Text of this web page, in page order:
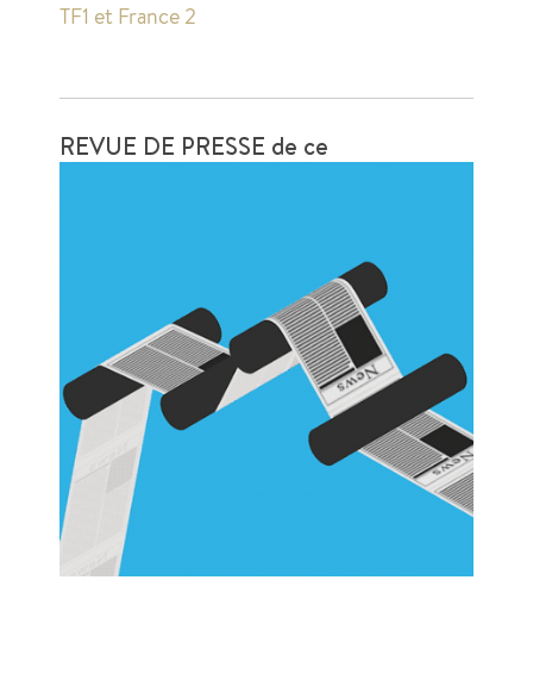
TF1 et France 2
REVUE DE PRESSE de ce